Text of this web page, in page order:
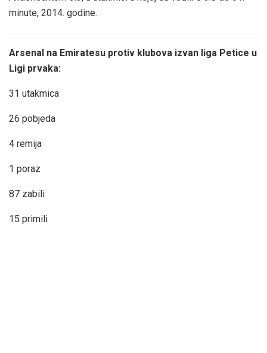
minute, 2014. godine.
Arsenal na Emiratesu protiv klubova izvan liga Petice u
Ligi prvaka:
31 utakmica
26 pobjeda
4 remija
1 poraz
87 zabili
15 primili